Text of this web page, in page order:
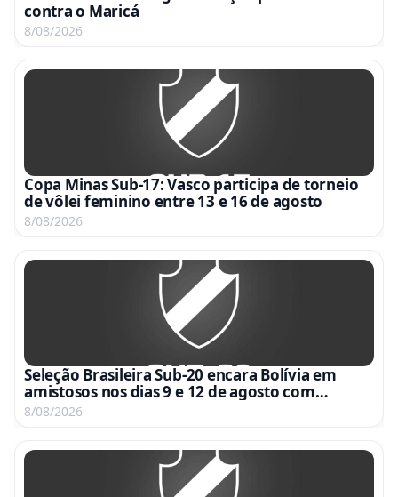
contra o Maricá
8/08/2026
Copa Minas Sub-17: Vasco participa de torneio
de vôlei feminino entre 13 e 16 de agosto
8/08/2026
Seleção Brasileira Sub-20 encara Bolívia em
amistosos nos dias 9 e 12 de agosto com
transmissão da CBF TV
8/08/2026